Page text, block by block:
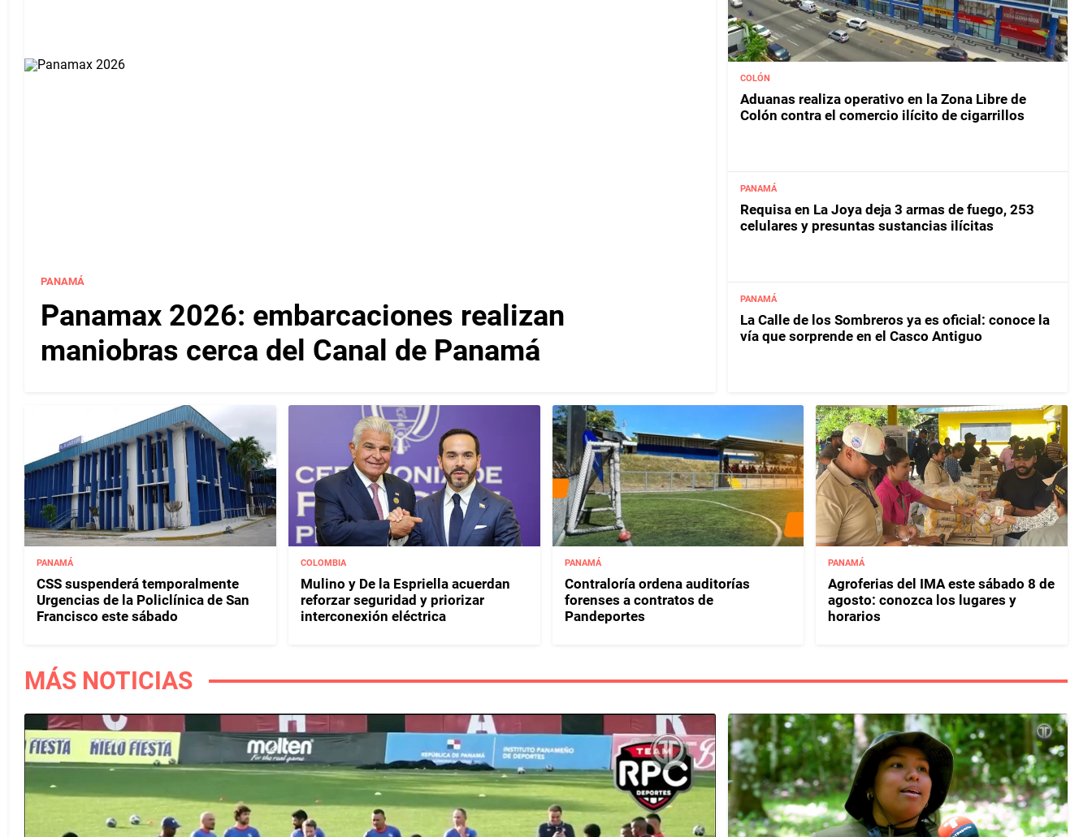
PANAMÁ
Panamax 2026: embarcaciones realizan
maniobras cerca del Canal de Panamá
COLÓN
Aduanas realiza operativo en la Zona Libre de
Colón contra el comercio ilícito de cigarrillos
PANAMÁ
Requisa en La Joya deja 3 armas de fuego, 253
celulares y presuntas sustancias ilícitas
PANAMÁ
La Calle de los Sombreros ya es oficial: conoce la
vía que sorprende en el Casco Antiguo
PANAMÁ
CSS suspenderá temporalmente
Urgencias de la Policlínica de San
Francisco este sábado
COLOMBIA
Mulino y De la Espriella acuerdan
reforzar seguridad y priorizar
interconexión eléctrica
PANAMÁ
Contraloría ordena auditorías
forenses a contratos de
Pandeportes
PANAMÁ
Agroferias del IMA este sábado 8 de
agosto: conozca los lugares y
horarios
MÁS NOTICIAS